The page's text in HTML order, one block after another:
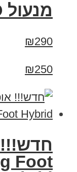
מנעול ONGUARD
₪290
₪250
חדש!!!
Foot